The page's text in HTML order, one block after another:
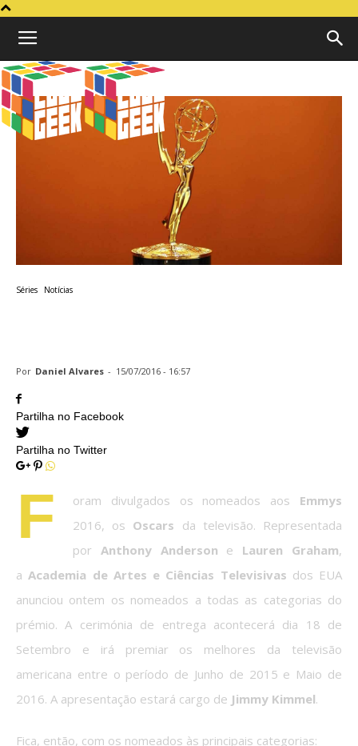
Cubo
Séries Notícias
Por Daniel Alvares - 15/07/2016 - 16:57
Partilha no Facebook
Partilha no Twitter
F oram divulgados os nomeados aos Emmys
2016, os Oscars da televisão. Representada
por Anthony Anderson e Lauren Graham,
a Academia de Artes e Ciências Televisivas dos EUA
anunciou ontem os nomeados a todas as categorias do
prémio. A cerimónia de entrega acontecerá dia 18 de
Setembro e irá premiar os melhores da televisão
americana entre o período de Junho de 2015 e Maio de
2016. A apresentação estará cargo de Jimmy Kimmel.
Fica, então, com os nomeados às principais categorias: